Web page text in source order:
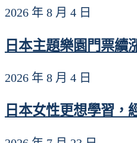
2026 年 8 月 4 日
日本主題樂園門票續
2026 年 8 月 4 日
日本女性更想學習，